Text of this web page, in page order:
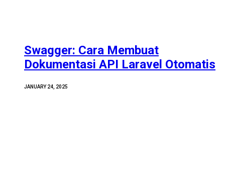
Swagger: Cara Membuat
Dokumentasi API Laravel Otomatis
JANUARY 24, 2025